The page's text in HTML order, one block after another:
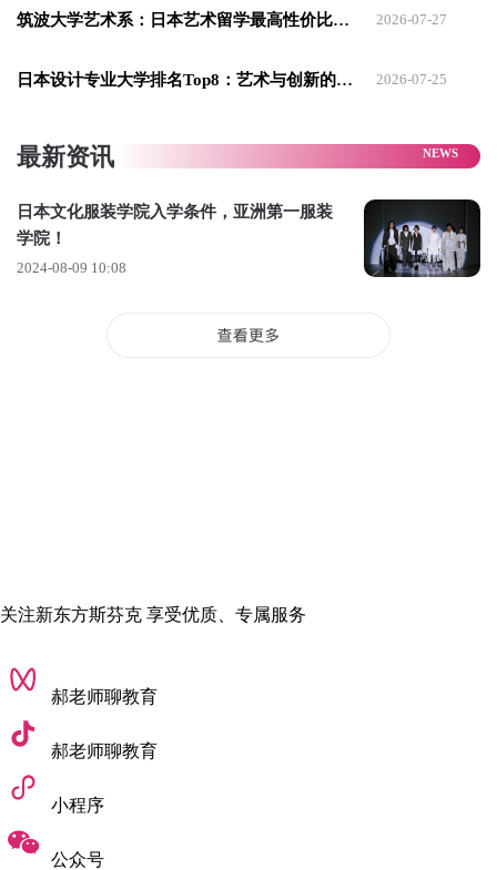
者。
考试条件
「日本语能力测验」1级合格者。
(日本语)成绩250分以上者。
3.在法务部长公告的日本语教育机构接受6个月以上之日语教育
4.在学校教育法第1条，规范的学校接受1年以上之教育者。系指
筑波大学艺术系：日本艺术留学最高性价比之选 2026-07-27
日本设计专业大学排名Top8：艺术与创新的殿堂 2026-07-25
最新资讯
日本文化服装学院入学条件，亚洲第一服装
学院！
2024-08-09 10:08
关注新东方斯芬克 享受优质、专属服务
郝老师聊教育
郝老师聊教育
小程序
公众号